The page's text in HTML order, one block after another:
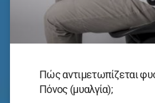
Πώς αντιμετωπίζεται
Πόνος (μυαλγία);